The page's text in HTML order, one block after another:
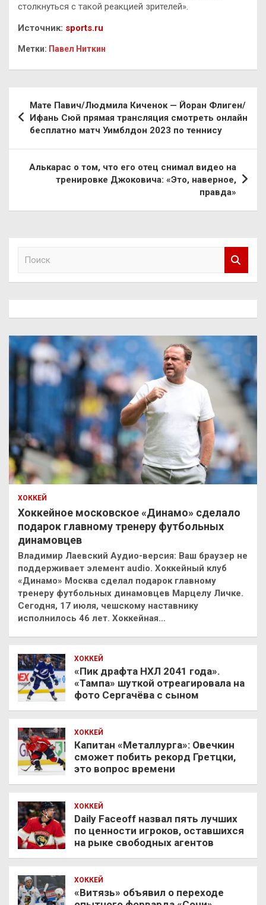
столкнуться с такой реакцией зрителей».
Источник: sports.ru
Метки: Павел Ниткин
по
записям
Мате Павич/Людмила Киченок — Йоран Флиген/
Ифань Сюй прямая трансляция смотреть онлайн
бесплатно матч Уимблдон 2023 по теннису
Алькарас о том, что его отец снимал видео на
тренировке Джоковича: «Это, наверное,
правда»
ХОККЕЙ
Хоккейное московское «Динамо» сделало
подарок главному тренеру футбольных
динамовцев
Владимир Лаевский Аудио-версия: Ваш браузер не
поддерживает элемент audio. Хоккейный клуб
«Динамо» Москва сделал подарок главному
тренеру футбольных динамовцев Марцелу Личке.
Сегодня, 17 июля, чешскому наставнику
исполнилось 46 лет. Хоккейная…
ХОККЕЙ
«Пик драфта НХЛ 2041 года».
«Тампа» шуткой отреагировала на
фото Сергачёва с сыном
ХОККЕЙ
Капитан «Металлурга»: Овечкин
сможет побить рекорд Гретцки,
это вопрос времени
ХОККЕЙ
Daily Faceoff назвал пять лучших
по ценности игроков, оставшихся
на рыке свободных агентов
ХОККЕЙ
«Витязь» объявил о переходе